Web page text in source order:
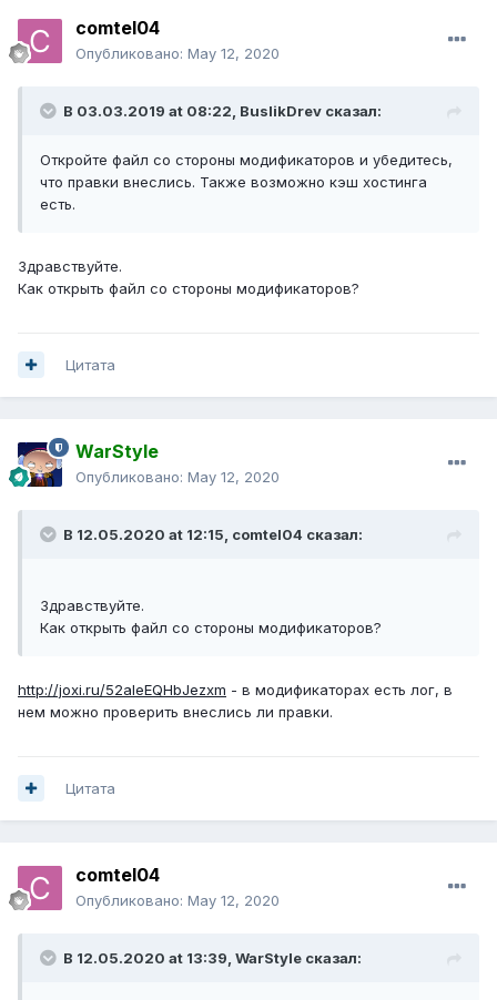
comtel04
Опубликовано: May 12, 2020
В 03.03.2019 at 08:22, BuslikDrev сказал:
Откройте файл со стороны модификаторов и убедитесь,
что правки внеслись. Также возможно кэш хостинга
есть.
Здравствуйте.
Как открыть файл со стороны модификаторов?
Цитата
WarStyle
Опубликовано: May 12, 2020
В 12.05.2020 at 12:15, comtel04 сказал:
Здравствуйте.
Как открыть файл со стороны модификаторов?
http://joxi.ru/52aleEQHbJezxm - в модификаторах есть лог, в
нем можно проверить внеслись ли правки.
Цитата
comtel04
Опубликовано: May 12, 2020
В 12.05.2020 at 13:39, WarStyle сказал: